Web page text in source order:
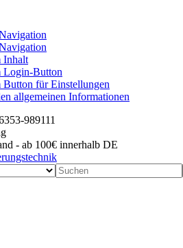
Inhalt
Login-Button
Button für Einstellungen
allgemeinen Informationen
989111
- ab 100€ innerhalb DE